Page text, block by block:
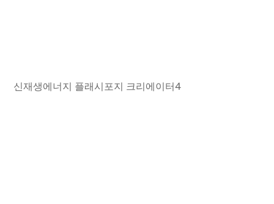
신재생에너지 플래시포지 크리에이터4